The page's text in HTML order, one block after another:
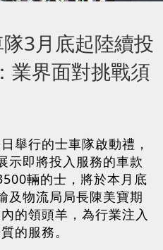
3月底起陸續投
界面對挑戰須
舉行的士車隊啟動禮，
示即將投入服務的車款
輛的士，將於本月底
及物流局局長陳美寶期
的領頭羊，為行業注入
的服務。